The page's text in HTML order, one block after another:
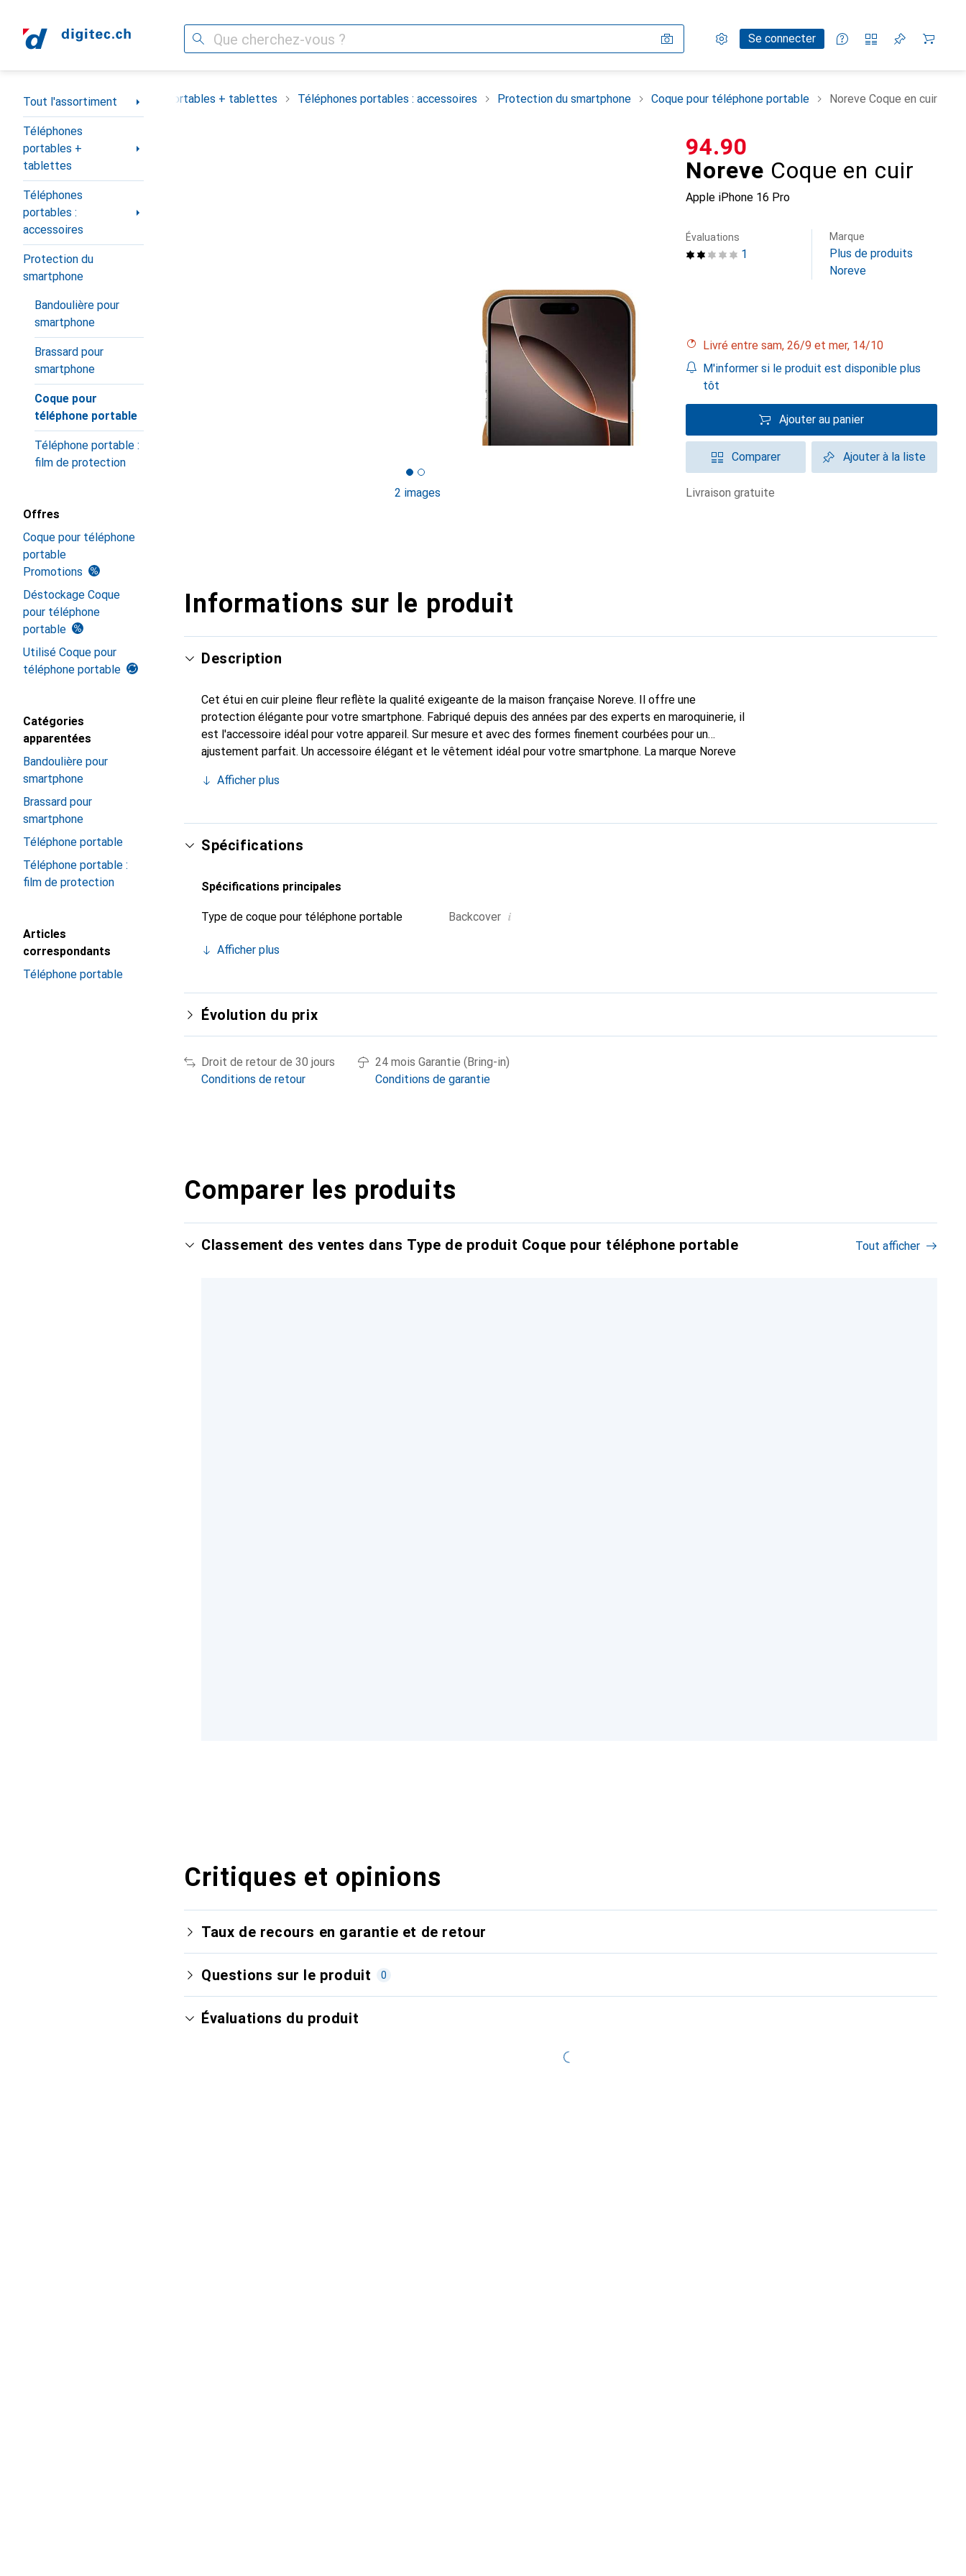
Recherche Paramètres
Compte clientSe connecter
Listes de comparaison
Listes d'envies
Panier
Navigation par catégorie
Tout l'assortiment
Téléphones
portables +
tablettes
Téléphones
portables :
accessoires
Protection du
smartphone
Bandoulière pour
smartphone
Brassard pour
smartphone
Coque pour
téléphone portable
Téléphone portable :
film de protection
Offres
Coque pour téléphone
portable
Promotions
Déstockage Coque
pour téléphone
portable
Utilisé Coque pour
téléphone portable
Catégories
apparentées
Bandoulière pour
smartphone
Brassard pour
smartphone
Téléphone portable
Téléphone portable :
film de protection
Articles
correspondants
Téléphone portable
l'assortiment Téléphones portables + tablettes Téléphones portables : accessoires Protection du smartphone Coque pour téléphone portable Noreve Coque en cuir
2 images
Noreve Coque en cuir
Apple iPhone 16 Pro
CHF
94.90
1
Évaluations Marque
Plus de produits
Noreve
Livré entre sam, 26/9 et mer, 14/10
M'informer si le produit est disponible plus
tôt
Ajouter au panier
Comparer Ajouter à la liste
livraison gratuite
Informations sur le produit
Description
Cet étui en cuir pleine fleur reflète la qualité exigeante de la maison française Noreve. Il offre une
protection élégante pour votre smartphone. Fabriqué depuis des années par des experts en maroquinerie, il
est l'accessoire idéal pour votre appareil. Sur mesure et avec des formes finement courbées pour un
ajustement parfait. Un accessoire élégant et le vêtement idéal pour votre smartphone. La marque Noreve
le client exigeant.
Afficher plus
Spécifications
Spécifications principales
Type de coque pour téléphone portable Backcover i
Afficher plus
Évolution du prix
Droit de retour de 30 jours
Conditions de retour
24 mois Garantie (Bring-in)
Conditions de garantie
Comparer les produits
Classement des ventes dans Type de produit Coque pour téléphone portable Tout afficher
Critiques et opinions
Taux de recours en garantie et de retour
Questions sur le produit 0
Évaluations du produit